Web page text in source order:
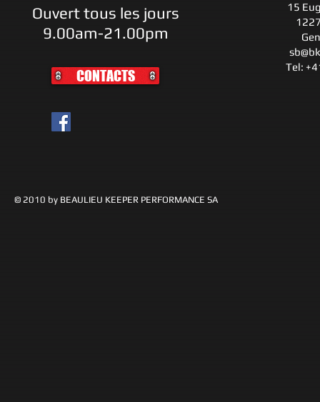
Ouvert tous les jours
9.00am-21.00pm
CONTACTS
15
Tel:
© 2010 by BEAULIEU KEEPER PERFORMANCE SA